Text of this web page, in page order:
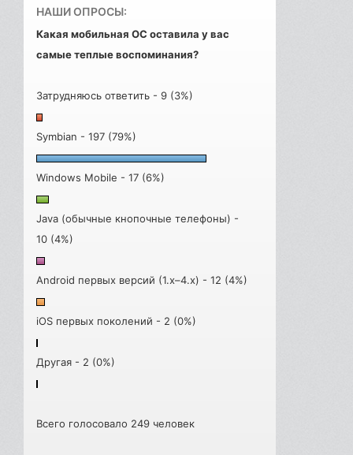
НАШИ ОПРОСЫ:
Какая мобильная ОС оставила у вас
самые теплые воспоминания?
Затрудняюсь ответить - 9 (3%)
Symbian - 197 (79%)
Windows Mobile - 17 (6%)
Java (обычные кнопочные телефоны) -
10 (4%)
Android первых версий (1.x–4.x) - 12 (4%)
iOS первых поколений - 2 (0%)
Другая - 2 (0%)
Всего голосовало 249 человек